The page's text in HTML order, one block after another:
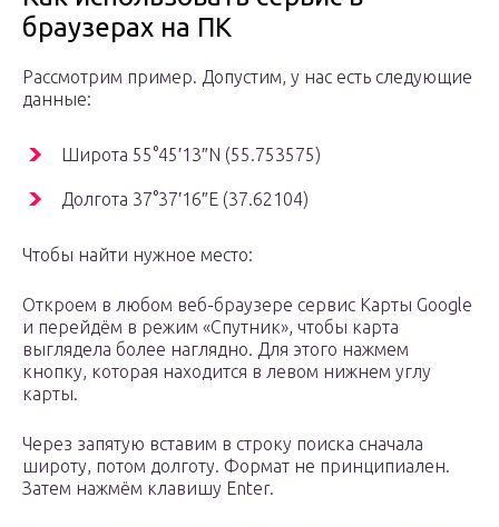
браузерах на ПК
Рассмотрим пример. Допустим, у нас есть следующие
данные:
Широта 55°45′13″N (55.753575)
Долгота 37°37′16″E (37.62104)
Чтобы найти нужное место:
Откроем в любом веб-браузере сервис Карты Google
и перейдём в режим «Спутник», чтобы карта
выглядела более наглядно. Для этого нажмем
кнопку, которая находится в левом нижнем углу
карты.
Через запятую вставим в строку поиска сначала
широту, потом долготу. Формат не принципиален.
Затем нажмём клавишу Enter.